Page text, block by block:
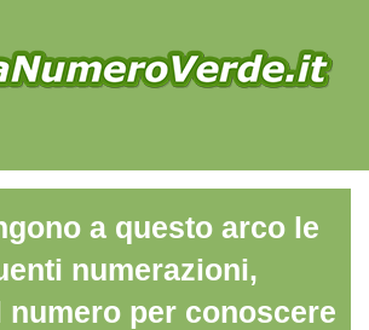
a questo arco le
numerazioni,
numero per conoscere